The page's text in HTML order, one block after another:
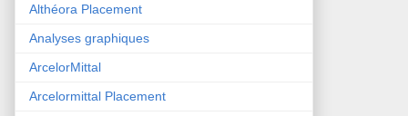
Althéora Placement
Analyses graphiques
ArcelorMittal
Arcelormittal Placement